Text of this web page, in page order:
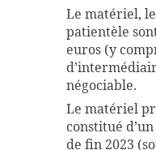
Le matériel,
patientèle
euros (y
négociable.
Le matériel
constitué
de fin 2023